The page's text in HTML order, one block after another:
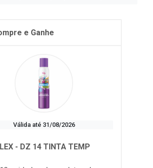
e Ganhe
Válida até 31/08/2026
- DZ 14 TINTA TEMP